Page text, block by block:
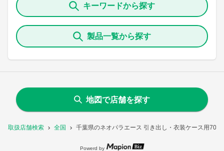
取扱店舗検索 全国 千葉県のネオパラエース 引き出し・衣装ケース用
キーワードから探す
製品一覧から探す
地図で店舗を探す
Powerd by